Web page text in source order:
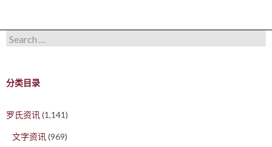
Search for:
分类目录
罗氏资讯(1,141)
文字资讯(969)